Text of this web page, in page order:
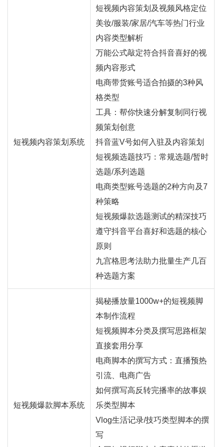
短视频内容策划系统
短视频内容策划及视频风格定位
美妆/服装/家居/汽车等热门行业
内容类型解析
万能公式敲定符合抖音喜好的视
频内容形式
电商带货账号适合拍摄的3种风
格类型
工具：帮你快速分解复制同行视
频策划创意
抖音蓝V号如何入驻及内容策划
短视频选题技巧：常规选题/暂时
选题/系列选题
电商类型账号选题的2种方向及7
种策略
短视频爆款选题测试的精深技巧
遵守抖音平台喜好和选题的核心
原则
九宫格思考法助力批量生产几百
种选题方案
短视频爆款脚本系统
揭秘播放量1000w+的短视频脚
本制作流程
短视频脚本分类及撰写思路框架
直接套用分享
电商脚本的撰写方式： 直播预热
引流、电商广告
如何撰写高反转完播率的故事娱
乐类型脚本
Vlog生活记录/技巧类型脚本的撰
写